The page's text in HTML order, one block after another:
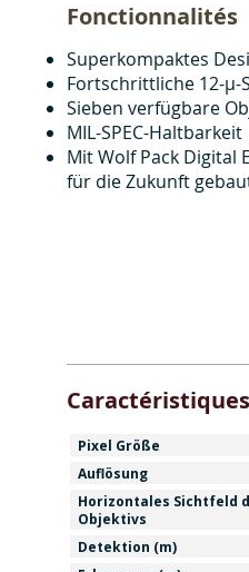
Fonctionnalités
Superkompaktes
Fortschrittliche 12-
Sieben verfügbare
MIL-SPEC-Haltbarkeit
Mit Wolf Pack Digital
für die Zukunft
Caractéristiques
Pixel Größe
Auflösung
Horizontales Sichtfeld
Objektivs
Detektion (m)